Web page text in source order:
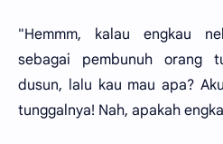
"Hemmm, kalau engkau
sebagai pembunuh orang
dusun, lalu kau mau apa?
tunggalnya! Nah, apakah